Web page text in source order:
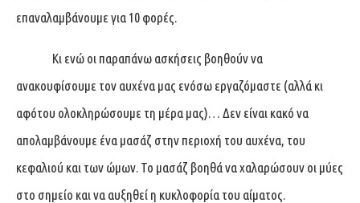
επαναλαμβάνουμε για 10 φορές.
Κι ενώ οι παραπάνω ασκήσεις βοηθούν να
ανακουφίσουμε τον αυχένα μας ενόσω εργαζόμαστε (αλλά κι
αφότου ολοκληρώσουμε τη μέρα μας)… Δεν είναι κακό να
απολαμβάνουμε ένα μασάζ στην περιοχή του αυχένα, του
κεφαλιού και των ώμων. Το μασάζ βοηθά να χαλαρώσουν οι μύες
στο σημείο και να αυξηθεί η κυκλοφορία του αίματος.